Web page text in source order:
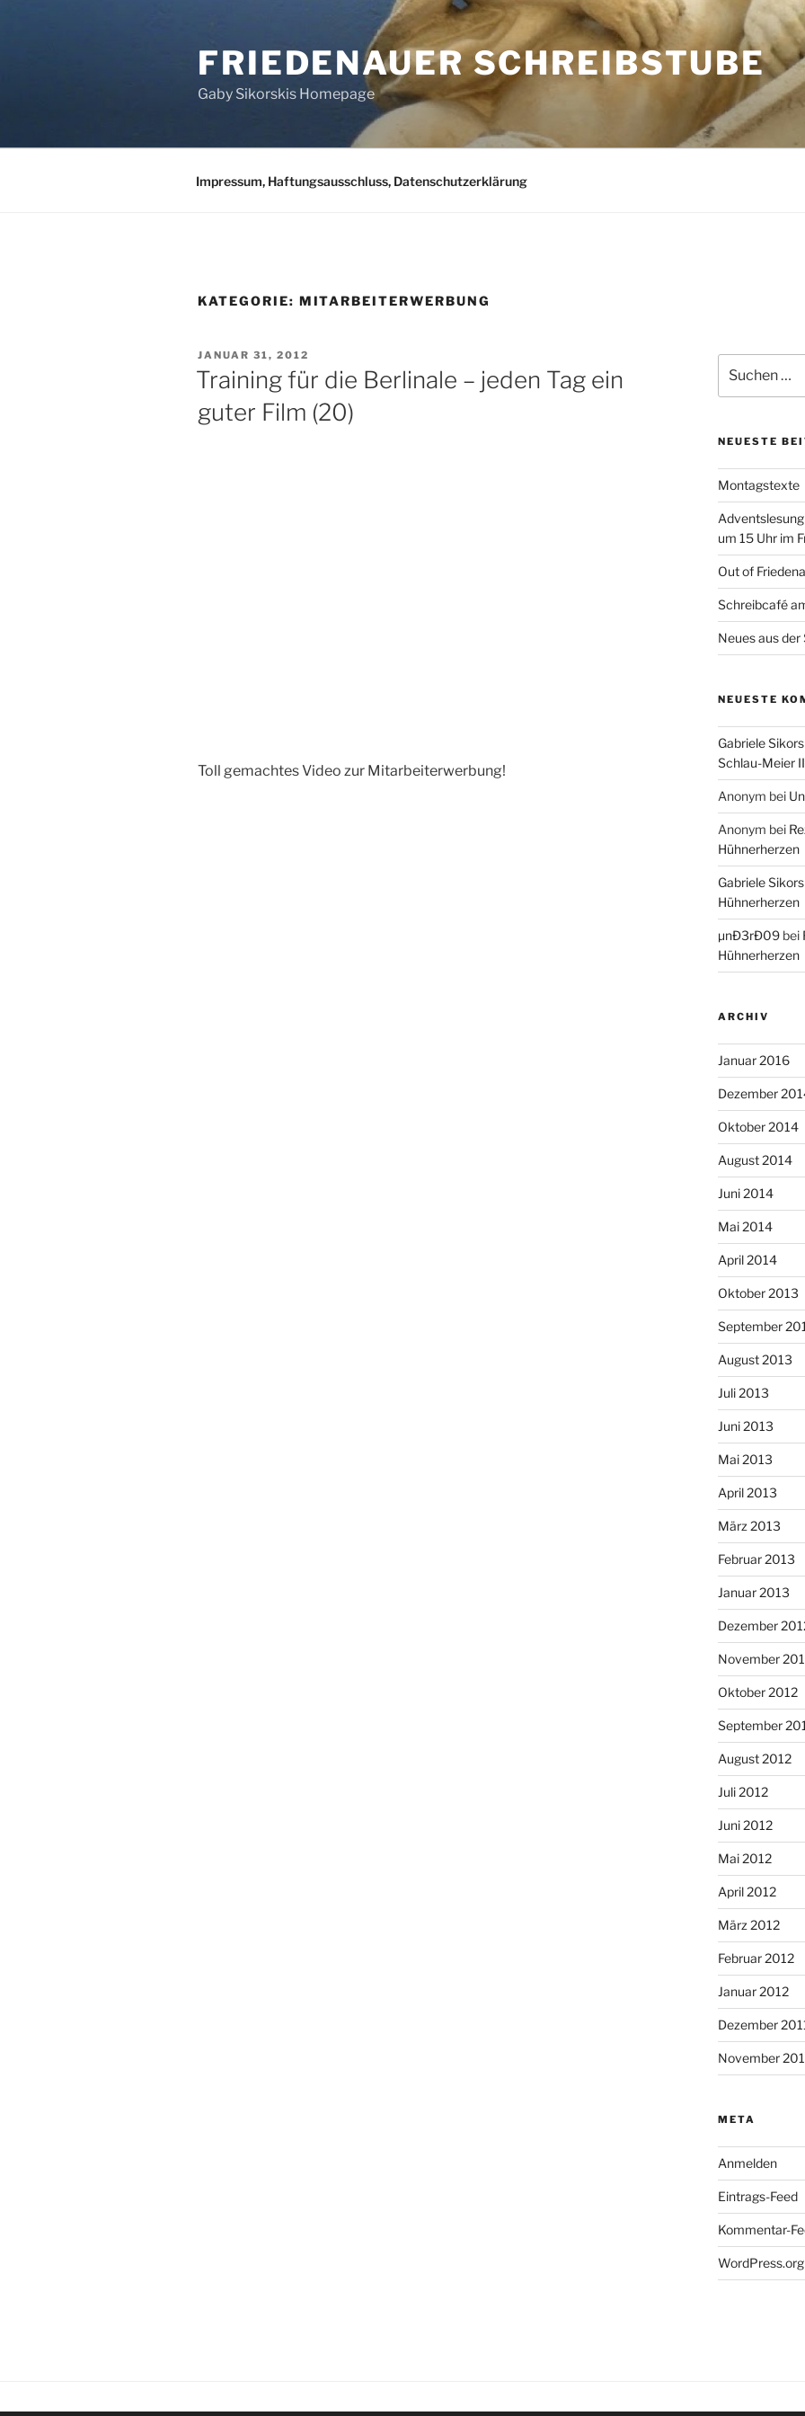
FRIEDENAUER SCHREIBSTUBE
Gaby Sikorskis Homepage
Impressum, Haftungsausschluss, Datenschutzerklärung
KATEGORIE: MITARBEITERWERBUNG
VERÖFFENTLICHT
AM
JANUAR 31, 2012
Training für die Berlinale – jeden Tag ein
guter Film (20)
Toll gemachtes Video zur Mitarbeiterwerbung!
nach:
NEUESTE
Montagstexte
um 15 Uhr im
Out of
Schreibcafé
Neues aus
NEUESTE
Gabriele
Schlau-Meier II
Anonym bei
Anonym bei
Hühnerherzen
Gabriele
Hühnerherzen
µnÐ3rÐ09bei
Hühnerherzen
ARCHIV
Januar 2016
Dezember
Oktober 2014
August 2014
Juni 2014
Mai 2014
April 2014
Oktober 2013
September
August 2013
Juli 2013
Juni 2013
Mai 2013
April 2013
März 2013
Februar 2013
Januar 2013
Dezember
November
Oktober 2012
September
August 2012
Juli 2012
Juni 2012
Mai 2012
April 2012
März 2012
Februar 2012
Januar 2012
Dezember
November
META
Anmelden
Eintrags-Feed
Kommentar-
WordPress.org